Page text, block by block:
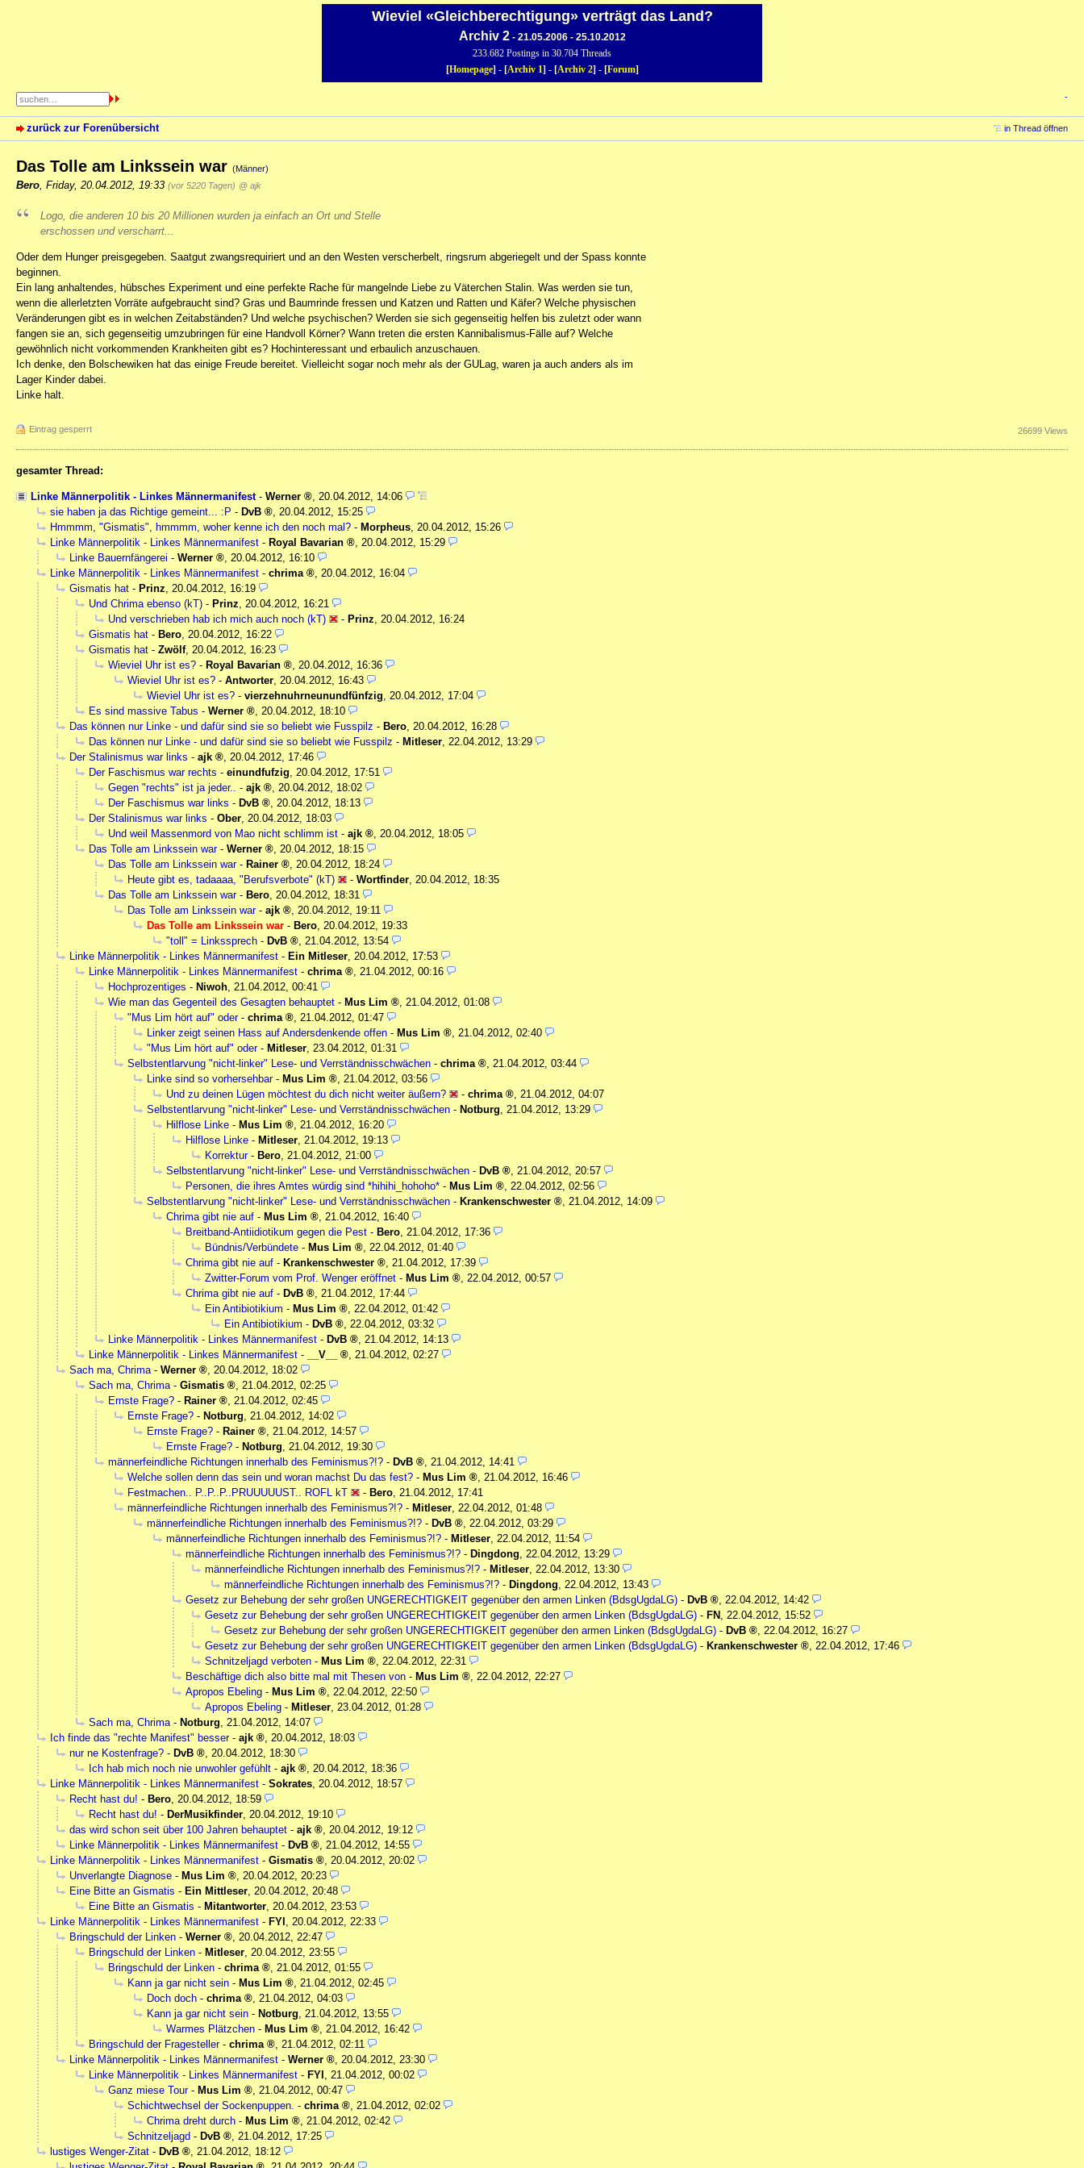
Wieviel «Gleichberechtigung» verträgt das Land?
Archiv 2- 21.05.2006 - 25.10.2012
233.682 Postings in 30.704 Threads
[Homepage] - [Archiv 1] - [Archiv 2] - [Forum]
-
zurück zur Forenübersicht in Thread öffnen
Das Tolle am Linkssein war (Männer)
Bero Friday, 20.04.2012, 19:33 (vor 5220 Tagen) @ ajk
Logo, die anderen 10 bis 20 Millionen wurden ja einfach an Ort und Stelle
erschossen und verscharrt...
Oder dem Hunger preisgegeben. Saatgut zwangsrequiriert und an den Westen verscherbelt, ringsrum abgeriegelt und der Spass konnte
beginnen.
Ein lang anhaltendes, hübsches Experiment und eine perfekte Rache für mangelnde Liebe zu Väterchen Stalin. Was werden sie tun,
wenn die allerletzten Vorräte aufgebraucht sind? Gras und Baumrinde fressen und Katzen und Ratten und Käfer? Welche physischen
Veränderungen gibt es in welchen Zeitabständen? Und welche psychischen? Werden sie sich gegenseitig helfen bis zuletzt oder wann
fangen sie an, sich gegenseitig umzubringen für eine Handvoll Körner? Wann treten die ersten Kannibalismus-Fälle auf? Welche
gewöhnlich nicht vorkommenden Krankheiten gibt es? Hochinteressant und erbaulich anzuschauen.
Ich denke, den Bolschewiken hat das einige Freude bereitet. Vielleicht sogar noch mehr als der GULag, waren ja auch anders als im
Lager Kinder dabei.
Linke halt.
Eintrag gesperrt 26699 Views
gesamter Thread:
Linke Männerpolitik - Linkes Männermanifest- Werner , 20.04.2012, 14:06
sie haben ja das Richtige gemeint... :P - DvB , 20.04.2012, 15:25
Hmmmm, "Gismatis", hmmmm, woher kenne ich den noch mal? - Morpheus, 20.04.2012, 15:26
Linke Männerpolitik - Linkes Männermanifest - Royal Bavarian , 20.04.2012, 15:29
Linke Bauernfängerei - Werner , 20.04.2012, 16:10
Linke Männerpolitik - Linkes Männermanifest - chrima , 20.04.2012, 16:04
Gismatis hat - Prinz, 20.04.2012, 16:19
Und Chrima ebenso (kT) - Prinz, 20.04.2012, 16:21
Und verschrieben hab ich mich auch noch (kT)
- Prinz, 20.04.2012, 16:24
Gismatis hat - Bero, 20.04.2012, 16:22
Gismatis hat - Zwölf, 20.04.2012, 16:23
Wieviel Uhr ist es? - Royal Bavarian , 20.04.2012, 16:36
Wieviel Uhr ist es? - Antworter, 20.04.2012, 16:43
Wieviel Uhr ist es? - vierzehnuhrneunundfünfzig, 20.04.2012, 17:04
Es sind massive Tabus - Werner , 20.04.2012, 18:10
Das können nur Linke - und dafür sind sie so beliebt wie Fusspilz - Bero, 20.04.2012, 16:28
Das können nur Linke - und dafür sind sie so beliebt wie Fusspilz - Mitleser, 22.04.2012, 13:29
Der Stalinismus war links - ajk , 20.04.2012, 17:46
Der Faschismus war rechts - einundfufzig, 20.04.2012, 17:51
Gegen "rechts" ist ja jeder.. - ajk , 20.04.2012, 18:02
Der Faschismus war links - DvB , 20.04.2012, 18:13
Der Stalinismus war links - Ober, 20.04.2012, 18:03
Und weil Massenmord von Mao nicht schlimm ist - ajk , 20.04.2012, 18:05
Das Tolle am Linkssein war- Werner , 20.04.2012, 18:15
Das Tolle am Linkssein war- Rainer , 20.04.2012, 18:24
Heute gibt es, tadaaaa, "Berufsverbote" (kT)
- Wortfinder, 20.04.2012, 18:35
Das Tolle am Linkssein war- Bero, 20.04.2012, 18:31
Das Tolle am Linkssein war- ajk , 20.04.2012, 19:11
Das Tolle am Linkssein war - Bero, 20.04.2012, 19:33
"toll" = Linkssprech - DvB , 21.04.2012, 13:54
Linke Männerpolitik - Linkes Männermanifest - Ein Mitleser, 20.04.2012, 17:53
Linke Männerpolitik - Linkes Männermanifest - chrima , 21.04.2012, 00:16
Hochprozentiges - Niwoh, 21.04.2012, 00:41
Wie man das Gegenteil des Gesagten behauptet - Mus Lim , 21.04.2012, 01:08
"Mus Lim hört auf" oder- chrima , 21.04.2012, 01:47
Linker zeigt seinen Hass auf Andersdenkende offen - Mus Lim , 21.04.2012, 02:40
"Mus Lim hört auf" oder- Mitleser, 23.04.2012, 01:31
Selbstentlarvung "nicht-linker" Lese- und Verrständnisschwächen - chrima , 21.04.2012, 03:44
Linke sind so vorhersehbar- Mus Lim , 21.04.2012, 03:56
Und zu deinen Lügen möchtest du dich nicht weiter äußern?
- chrima , 21.04.2012, 04:07
Selbstentlarvung "nicht-linker" Lese- und Verrständnisschwächen - Notburg, 21.04.2012, 13:29
Hilflose Linke - Mus Lim , 21.04.2012, 16:20
Hilflose Linke - Mitleser, 21.04.2012, 19:13
Korrektur- Bero, 21.04.2012, 21:00
Selbstentlarvung "nicht-linker" Lese- und Verrständnisschwächen - DvB , 21.04.2012, 20:57
Personen, die ihres Amtes würdig sind *hihihi_hohoho* - Mus Lim , 22.04.2012, 02:56
Selbstentlarvung "nicht-linker" Lese- und Verrständnisschwächen - Krankenschwester , 21.04.2012, 14:09
Chrima gibt nie auf - Mus Lim , 21.04.2012, 16:40
Breitband-Antiidiotikum gegen die Pest - Bero, 21.04.2012, 17:36
Bündnis/Verbündete - Mus Lim , 22.04.2012, 01:40
Chrima gibt nie auf - Krankenschwester , 21.04.2012, 17:39
Zwitter-Forum vom Prof. Wenger eröffnet - Mus Lim , 22.04.2012, 00:57
Chrima gibt nie auf - DvB , 21.04.2012, 17:44
Ein Antibiotikium - Mus Lim , 22.04.2012, 01:42
Ein Antibiotikium - DvB , 22.04.2012, 03:32
Linke Männerpolitik - Linkes Männermanifest - DvB , 21.04.2012, 14:13
Linke Männerpolitik - Linkes Männermanifest - __V__ , 21.04.2012, 02:27
Sach ma, Chrima- Werner , 20.04.2012, 18:02
Sach ma, Chrima- Gismatis , 21.04.2012, 02:25
Ernste Frage? - Rainer , 21.04.2012, 02:45
Ernste Frage? - Notburg, 21.04.2012, 14:02
Ernste Frage? - Rainer , 21.04.2012, 14:57
Ernste Frage? - Notburg, 21.04.2012, 19:30
männerfeindliche Richtungen innerhalb des Feminismus?!? - DvB , 21.04.2012, 14:41
Welche sollen denn das sein und woran machst Du das fest? - Mus Lim , 21.04.2012, 16:46
Festmachen.. P..P..P..PRUUUUUST.. ROFL kT
- Bero, 21.04.2012, 17:41
männerfeindliche Richtungen innerhalb des Feminismus?!? - Mitleser, 22.04.2012, 01:48
männerfeindliche Richtungen innerhalb des Feminismus?!? - DvB , 22.04.2012, 03:29
männerfeindliche Richtungen innerhalb des Feminismus?!? - Mitleser, 22.04.2012, 11:54
männerfeindliche Richtungen innerhalb des Feminismus?!? - Dingdong, 22.04.2012, 13:29
männerfeindliche Richtungen innerhalb des Feminismus?!? - Mitleser, 22.04.2012, 13:30
männerfeindliche Richtungen innerhalb des Feminismus?!? - Dingdong, 22.04.2012, 13:43
Gesetz zur Behebung der sehr großen UNGERECHTIGKEIT gegenüber den armen Linken (BdsgUgdaLG) - DvB , 22.04.2012, 14:42
Gesetz zur Behebung der sehr großen UNGERECHTIGKEIT gegenüber den armen Linken (BdsgUgdaLG) - FN , 22.04.2012, 15:52
Gesetz zur Behebung der sehr großen UNGERECHTIGKEIT gegenüber den armen Linken (BdsgUgdaLG) - DvB , 22.04.2012, 16:27
Gesetz zur Behebung der sehr großen UNGERECHTIGKEIT gegenüber den armen Linken (BdsgUgdaLG) - Krankenschwester , 22.04.2012, 17:46
Schnitzeljagd verboten - Mus Lim , 22.04.2012, 22:31
Beschäftige dich also bitte mal mit Thesen von - Mus Lim , 22.04.2012, 22:27
Apropos Ebeling - Mus Lim , 22.04.2012, 22:50
Apropos Ebeling - Mitleser, 23.04.2012, 01:28
Sach ma, Chrima- Notburg, 21.04.2012, 14:07
Ich finde das "rechte Manifest" besser- ajk , 20.04.2012, 18:03
nur ne Kostenfrage? - DvB , 20.04.2012, 18:30
Ich hab mich noch nie unwohler gefühlt - ajk , 20.04.2012, 18:36
Linke Männerpolitik - Linkes Männermanifest - Sokrates, 20.04.2012, 18:57
Recht hast du! - Bero, 20.04.2012, 18:59
Recht hast du! - DerMusikfinder, 20.04.2012, 19:10
das wird schon seit über 100 Jahren behauptet - ajk , 20.04.2012, 19:12
Linke Männerpolitik - Linkes Männermanifest - DvB , 21.04.2012, 14:55
Linke Männerpolitik - Linkes Männermanifest - Gismatis , 20.04.2012, 20:02
Unverlangte Diagnose - Mus Lim , 20.04.2012, 20:23
Eine Bitte an Gismatis - Ein Mittleser, 20.04.2012, 20:48
Eine Bitte an Gismatis - Mitantworter, 20.04.2012, 23:53
Linke Männerpolitik - Linkes Männermanifest - FYI , 20.04.2012, 22:33
Bringschuld der Linken - Werner , 20.04.2012, 22:47
Bringschuld der Linken - Mitleser, 20.04.2012, 23:55
Bringschuld der Linken - chrima , 21.04.2012, 01:55
Kann ja gar nicht sein - Mus Lim , 21.04.2012, 02:45
Doch doch - chrima , 21.04.2012, 04:03
Kann ja gar nicht sein - Notburg, 21.04.2012, 13:55
Warmes Plätzchen - Mus Lim , 21.04.2012, 16:42
Bringschuld der Fragesteller- chrima , 21.04.2012, 02:11
Linke Männerpolitik - Linkes Männermanifest - Werner , 20.04.2012, 23:30
Linke Männerpolitik - Linkes Männermanifest - FYI , 21.04.2012, 00:02
Ganz miese Tour- Mus Lim , 21.04.2012, 00:47
Schichtwechsel der Sockenpuppen. - chrima , 21.04.2012, 02:02
Chrima dreht durch - Mus Lim , 21.04.2012, 02:42
Schnitzeljagd - DvB , 21.04.2012, 17:25
lustiges Wenger-Zitat - DvB , 21.04.2012, 18:12